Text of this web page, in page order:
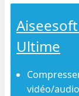
Ultime
vidéo/